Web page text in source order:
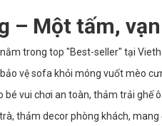
– Một tấm,
trong top "Best-seller" tại
vệ sofa khỏi móng vuốt mèo
bé vui chơi an toàn, thảm trải ghế ô
thảm decor phòng khách,